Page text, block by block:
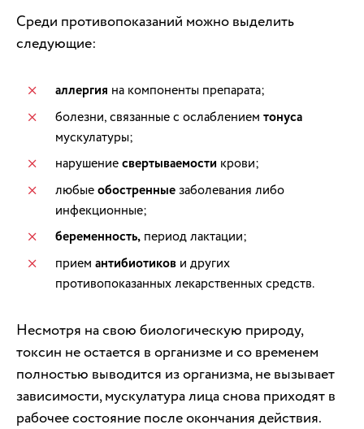
Среди противопоказаний можно выделить
следующие:
аллергия на компоненты препарата;
болезни, связанные с ослаблением тонуса
мускулатуры;
нарушениесвертываемости крови;
любыеобостренныезаболевания либо
инфекционные;
беременность, период лактации;
прием антибиотиков и других
противопоказанных лекарственных средств.
Несмотря на свою биологическую природу,
токсин не остается в организме и со временем
полностью выводится из организма, не вызывает
зависимости, мускулатура лица снова приходят в
рабочее состояние после окончания действия.